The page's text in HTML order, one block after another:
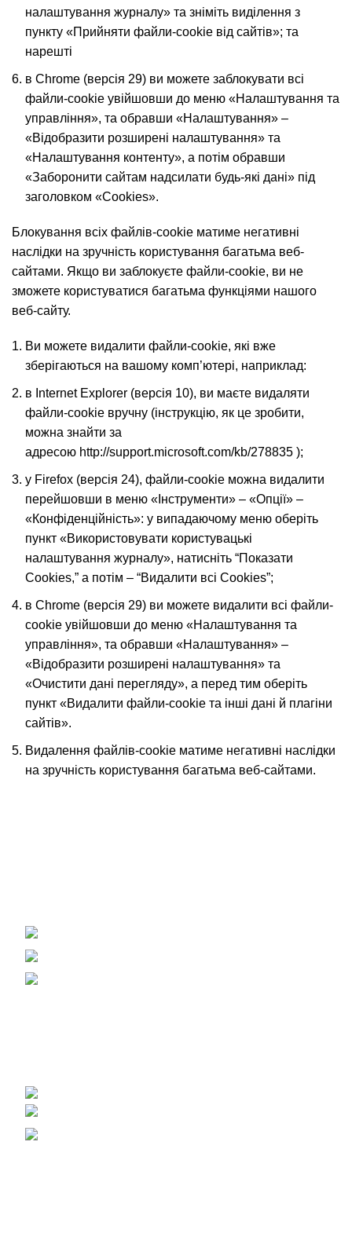
налаштування журналу» та зніміть виділення з
пункту «Прийняти файли-cookie від сайтів»; та
нарешті
в Chrome (версія 29) ви можете заблокувати всі
файли-cookie увійшовши до меню «Налаштування та
управління», та обравши «Налаштування» –
«Відобразити розширені налаштування» та
«Налаштування контенту», а потім обравши
«Заборонити сайтам надсилати будь-які дані» під
заголовком «Cookies».
Блокування всіх файлів-cookiе матиме негативні
наслідки на зручність користування багатьма веб-
сайтами. Якщо ви заблокуєте файли-cookie, ви не
зможете користуватися багатьма функціями нашого
веб-сайту.
Ви можете видалити файли-cookie, які вже
зберігаються на вашому комп’ютері, наприклад:
в Internet Explorer (версія 10), ви маєте видаляти
файли-cookie вручну (інструкцію, як це зробити,
можна знайти за
адресою http://support.microsoft.com/kb/278835 );
у Firefox (версія 24), файли-cookie можна видалити
перейшовши в меню «Інструменти» – «Опції» –
«Конфіденційність»: у випадаючому меню оберіть
пункт «Використовувати користувацькі
налаштування журналу», натисніть “Показати
Cookies,” а потім – “Видалити всі Cookies”;
в Chrome (версія 29) ви можете видалити всі файли-
cookie увійшовши до меню «Налаштування та
управління», та обравши «Налаштування» –
«Відобразити розширені налаштування» та
«Очистити дані перегляду», а перед тим оберіть
пункт «Видалити файли-cookie та інші дані й плагіни
сайтів».
Видалення файлів-cookiе матиме негативні наслідки
на зручність користування багатьма веб-сайтами.